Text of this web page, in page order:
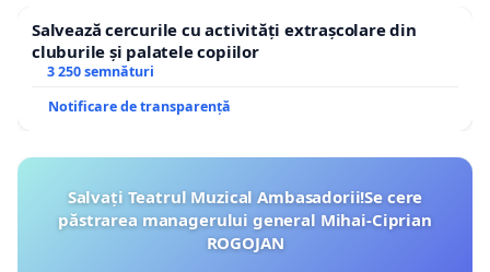
Salvează cercurile cu activități extrașcolare din
cluburile și palatele copiilor
3 250 semnături
Notificare de transparență
Salvați Teatrul Muzical Ambasadorii!Se cere
păstrarea managerului general Mihai-Ciprian
ROGOJAN